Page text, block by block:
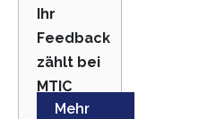
Ihr
Feedback
zählt bei
MTIC
Mehr